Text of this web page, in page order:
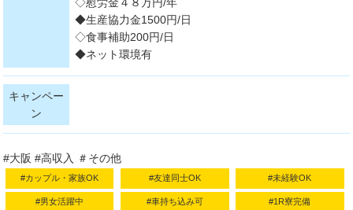
◆生産協力金1500円/日
◇食事補助200円/日
◆ネット環境有
キャンペー
ン
#大阪 #高収入 ＃その他
#カップル・家族OK #友達同士OK #未経験OK
#男女活躍中 #車持ち込み可 #1R寮完備